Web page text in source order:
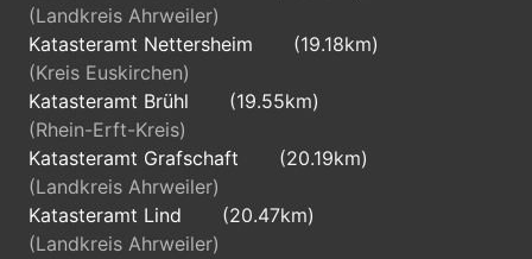
(Landkreis Ahrweiler)
Katasteramt Nettersheim
(19.18km)
(Kreis Euskirchen)
Katasteramt Brühl
(19.55km)
(Rhein-Erft-Kreis)
Katasteramt Grafschaft
(20.19km)
(Landkreis Ahrweiler)
Katasteramt Lind
(20.47km)
(Landkreis Ahrweiler)